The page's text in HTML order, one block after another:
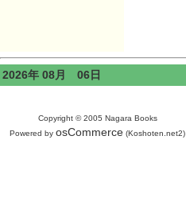
2026年 08月 06日
Copyright © 2005 Nagara Books
Powered by osCommerce (Koshoten.net2)